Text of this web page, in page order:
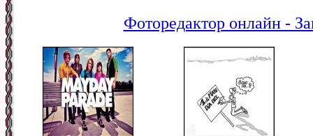
Фоторедактор онлайн -